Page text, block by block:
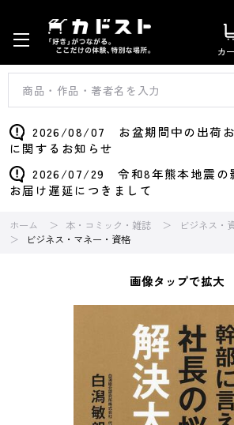
カ
2026/08/07 お盆期間中の出荷お
に関するお知らせ
2026/07/29 令和8年熊本地震の
お届け遅延につきまして
ホーム 本・コミック・雑誌
ビジネス・
ビジネス・マネー・資格
画像タップで拡大